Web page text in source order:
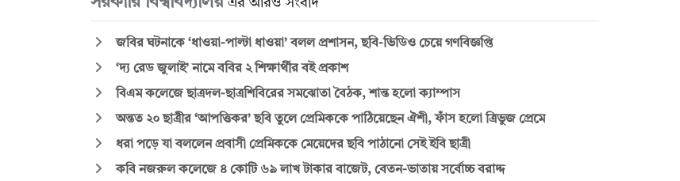
এর আরও সংবাদ
জবির ঘটনাকে ‘ধাওয়া-পাল্টা ধাওয়া’ বলল প্রশাসন, ছবি-ভিডিও চেয়ে গণবিজ্ঞপ্তি
‘দ্য রেড জুলাই’ নামে ববির ২ শিক্ষার্থীর বই প্রকাশ
বিএম কলেজে ছাত্রদল-ছাত্রশিবিরের সমঝোতা বৈঠক, শান্ত হলো ক্যাম্পাস
অন্তত ২০ ছাত্রীর ‘আপত্তিকর’ ছবি তুলে প্রেমিককে পাঠিয়েছেন ঐশী, ফাঁস হলো ত্রিভুজ প্রেমে
ধরা পড়ে যা বললেন প্রবাসী প্রেমিককে মেয়েদের ছবি পাঠানো সেই ইবি ছাত্রী
কবি নজরুল কলেজে ৪ কোটি ৬৯ লাখ টাকার বাজেট, বেতন-ভাতায় সর্বোচ্চ বরাদ্দ